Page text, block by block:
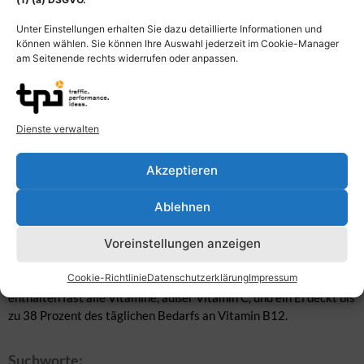
Unter Einstellungen erhalten Sie dazu detaillierte Informationen und
können wählen. Sie können Ihre Auswahl jederzeit im Cookie-Manager
am Seitenende rechts widerrufen oder anpassen.
Dienste verwalten
Akzeptieren
Ablehnen
Voreinstellungen anzeigen
Cookie-RichtlinieDatenschutzerklärungImpressum
Beschreibung
Weißes und braunes Hühnerei der Haushenne. Eier enthalten
Cholesterin, doch ihr regelmäßiger Verzehr führt nicht
automatisch zu einem höheren Cholesterinspiegel im Blut, wie oft
noch angenommen wird. Cholesterin im Blut erhöht zwar das
Risiko einer Herzkrankheit, doch nur ein Drittel des
Körpercholesterins stammt aus der Ernährung. Eier enthalten
eine Vielzahl wertvoller Nährstoffe, bei gleichzeitig geringem
senkt die Aufnahme des Cholesterins im Darm. Hühnereier
enthalten fast alle Vitamine, außer Vitamin C, und ein Ei deckt bis
zu 38 Prozent des täglichen Bedarfs an Vitamin B12.
Suchworte: